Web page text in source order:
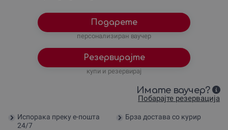
Подарете
персонализиран ваучер
Резервирајте
купи и резервирај
Имате ваучер?
Побарајте резервација
Испорака преку е-пошта
24/7
Брза достава со курир